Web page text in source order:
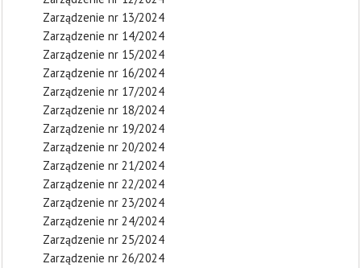
Zarządzenie nr 13/2024
Zarządzenie nr 14/2024
Zarządzenie nr 15/2024
Zarządzenie nr 16/2024
Zarządzenie nr 17/2024
Zarządzenie nr 18/2024
Zarządzenie nr 19/2024
Zarządzenie nr 20/2024
Zarządzenie nr 21/2024
Zarządzenie nr 22/2024
Zarządzenie nr 23/2024
Zarządzenie nr 24/2024
Zarządzenie nr 25/2024
Zarządzenie nr 26/2024